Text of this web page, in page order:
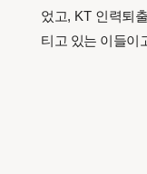
었고, KT 인력퇴
티고 있는 이들이